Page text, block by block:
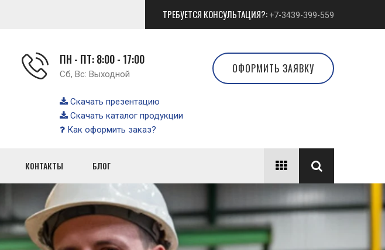
ТРЕБУЕТСЯ КОНСУЛЬТАЦИЯ?: +7-3439-399-559
ПН - ПТ: 8:00 - 17:00
Сб, Вс: Выходной
Скачать презентацию
Скачать каталог продукции
Как оформить заказ?
ОФОРМИТЬ ЗАЯВКУ
КОНТАКТЫ БЛОГ